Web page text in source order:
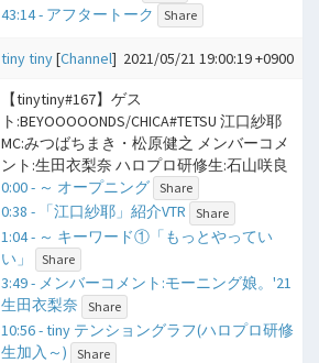
43:14 - アフタートーク Share
tiny tiny[Channel] 2021/05/21 19:00:19 +0900
【tinytiny#167】ゲス
ト:BEYOOOOONDS/CHICA#TETSU 江口紗耶
MC:みつばちまき・松原健之 メンバーコメ
ント:生田衣梨奈 ハロプロ研修生:石山咲良
0:00 - ​～ オープニング Share
0:38 - 「江口紗耶」紹介VTR Share
1:04 - ​～ キーワード①「もっとやってい
い」
Share
3:49 - メンバーコメント:モーニング娘。'21
生田衣梨奈
Share
10:56 - tiny テンショングラフ(ハロプロ研修
生加入～)
Share